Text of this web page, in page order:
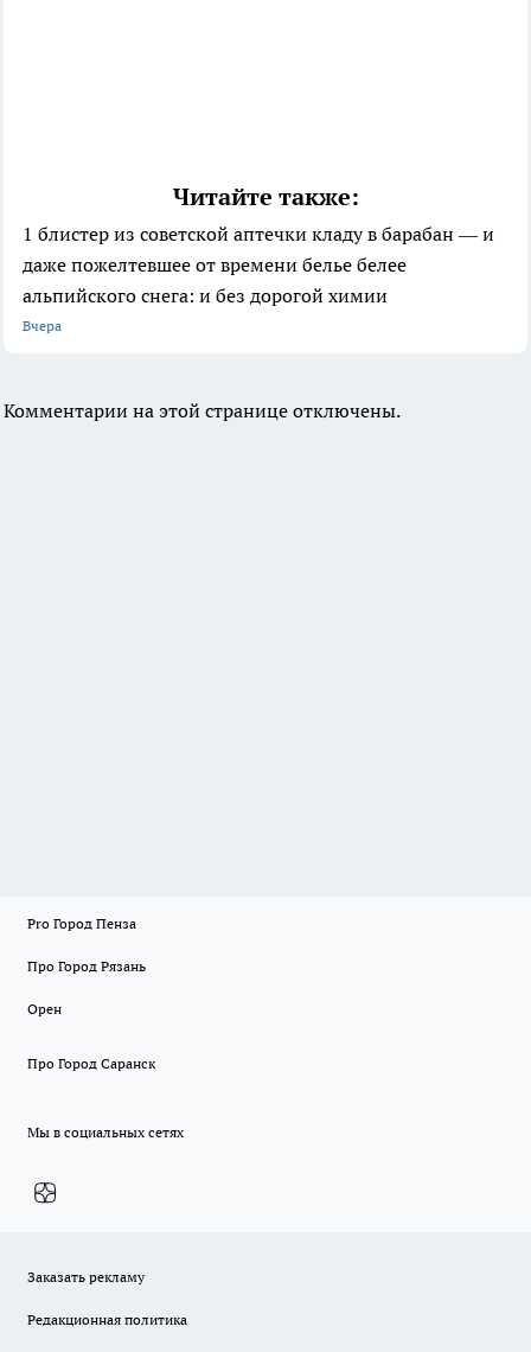
Читайте также:
1 блистер из советской аптечки кладу в барабан — и
даже пожелтевшее от времени белье белее
альпийского снега: и без дорогой химии
Вчера
Комментарии на этой странице отключены.
Pro Город Пенза
Про Город Рязань
Орен
Про Город Саранск
Мы в социальных сетях
Заказать рекламу
Редакционная политика